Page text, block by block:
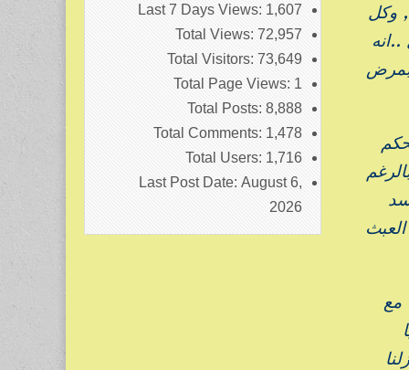
وكل
بمرض
مع
Last 7 Days Views: 1,607
Total Views: 72,957
Total Visitors: 73,649
Total Page Views: 1
Total Posts: 8,888
Total Comments: 1,478
Total Users: 1,716
Last Post Date: August 6,
2026